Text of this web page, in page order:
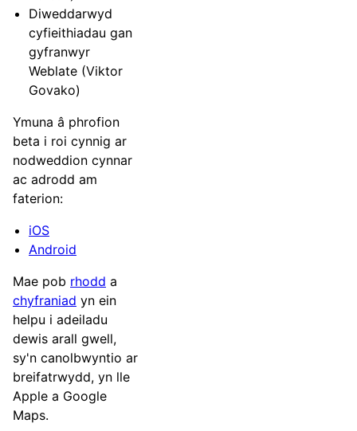
Diweddarwyd
cyfieithiadau gan
gyfranwyr
Weblate (Viktor
Govako)
Ymuna â phrofion
beta i roi cynnig ar
nodweddion cynnar
ac adrodd am
faterion:
iOS
Android
Mae pob rhodd a
chyfraniad yn ein
helpu i adeiladu
dewis arall gwell,
sy'n canolbwyntio ar
breifatrwydd, yn lle
Apple a Google
Maps.